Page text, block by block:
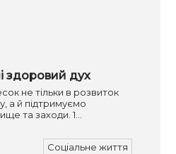
здоровий дух
не тільки в розвиток
а й підтримуємо
та заходи. 1…
Соціальне життя